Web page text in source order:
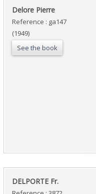
‎Delore Pierre‎
Reference : ga147
(1949)
See the book
‎DELPORTE Fr.‎